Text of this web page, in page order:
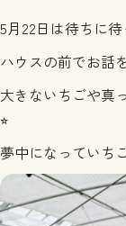
5月 22日は待ちに
ハウスの前でお話
大きないちごや真
⭐︎
夢中になっていち